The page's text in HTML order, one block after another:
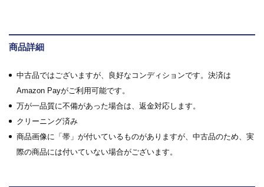
商品詳細
中古品ではございますが、良好なコンディションです。決済は
Amazon Payがご利用可能です。
万が一品質に不備があった場合は、返金対応します。
クリーニング済み
商品画像に「帯」が付いているものがありますが、中古品のため、実
際の商品には付いていない場合がございます。